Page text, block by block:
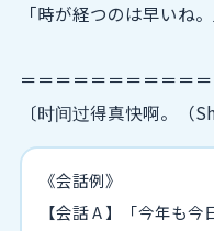
「時が経つのは早いね。
＝＝＝＝＝＝＝＝＝＝
〔时间过得真快啊。（
《会話例》
【会話 A 】「今年も